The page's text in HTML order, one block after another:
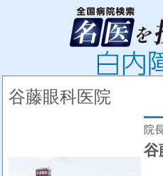
谷藤眼科医院
院
谷